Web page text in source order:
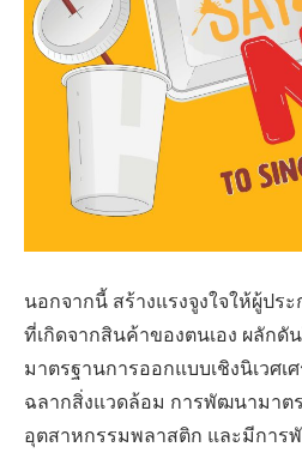
นอกจากนี้ สร้างแรงจูงใจให้ผู้ปร
ที่เกิดจากสินค้าของตนเอง ผลัก
มาตรฐานการออกแบบเชิงนิเวศ
ฉลากสิ่งแวดล้อม การพัฒนามา
อุตสาหกรรมพลาสติก และมีกา